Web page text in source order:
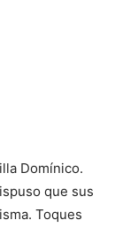
Domínico.
que sus
Toques